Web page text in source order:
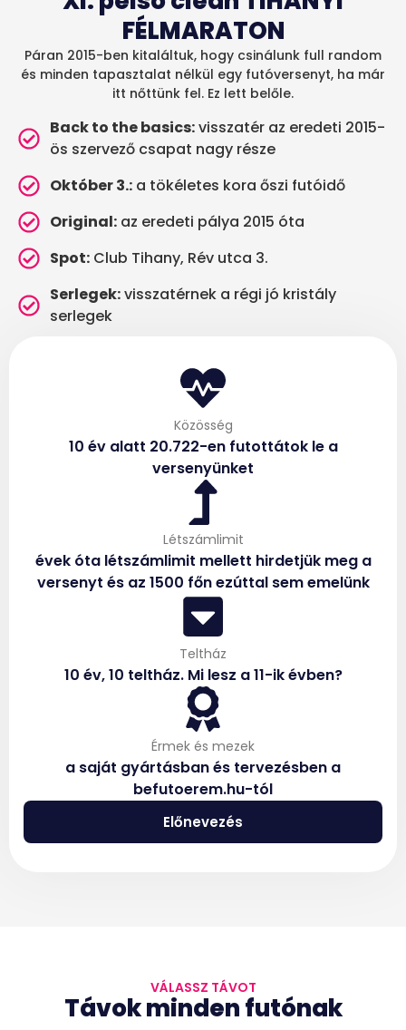
FÉLMARATON
Páran 2015-ben kitaláltuk, hogy csinálunk full random
és minden tapasztalat nélkül egy futóversenyt, ha már
itt nőttünk fel. Ez lett belőle.
Back to the basics:visszatér az eredeti 2015-
ös szervező csapat nagy része
Október 3.: a tökéletes kora őszi futóidő
Original: az eredeti pálya 2015 óta
Spot: Club Tihany, Rév utca 3.
Serlegek:visszatérnek a régi jó kristály
serlegek
Közösség
10 év alatt 20.722-en futottátok le a
versenyünket
Létszámlimit
évek óta létszámlimit mellett hirdetjük meg a
versenyt és az 1500 főn ezúttal sem emelünk
Teltház
10 év, 10 teltház. Mi lesz a 11-ik évben?
Érmek és mezek
a saját gyártásban és tervezésben a
befutoerem.hu-tól
Előnevezés
VÁLASSZ TÁVOT
Távok minden futónak